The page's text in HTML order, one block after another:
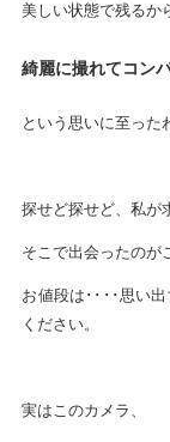
美しい状態で残るか
綺麗に撮れてコン
という思いに至った
探せど探せど、私が
そこで出会ったのが
お値段は････思い
ください。
実はこのカメラ、